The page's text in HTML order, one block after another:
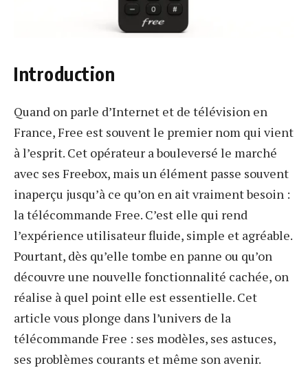
Introduction
Quand on parle d’Internet et de télévision en
France, Free est souvent le premier nom qui vient
à l’esprit. Cet opérateur a bouleversé le marché
avec ses Freebox, mais un élément passe souvent
inaperçu jusqu’à ce qu’on en ait vraiment besoin :
la télécommande Free. C’est elle qui rend
l’expérience utilisateur fluide, simple et agréable.
Pourtant, dès qu’elle tombe en panne ou qu’on
découvre une nouvelle fonctionnalité cachée, on
réalise à quel point elle est essentielle. Cet
article vous plonge dans l’univers de la
télécommande Free : ses modèles, ses astuces,
ses problèmes courants et même son avenir.